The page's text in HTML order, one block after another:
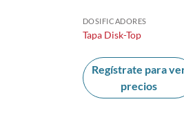
DOSIFICADORES
Tapa Disk-Top
Regístrate para
precios